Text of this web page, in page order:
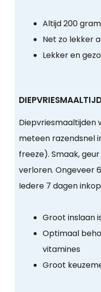
Altijd 200
Net zo lekker
Lekker en
Diepvriesmaaltijden
meteen razendsnel
freeze). Smaak,
verloren. Ongeveer
Iedere 7 dagen
Groot inslaan
Optimaal
vitamines
Groot